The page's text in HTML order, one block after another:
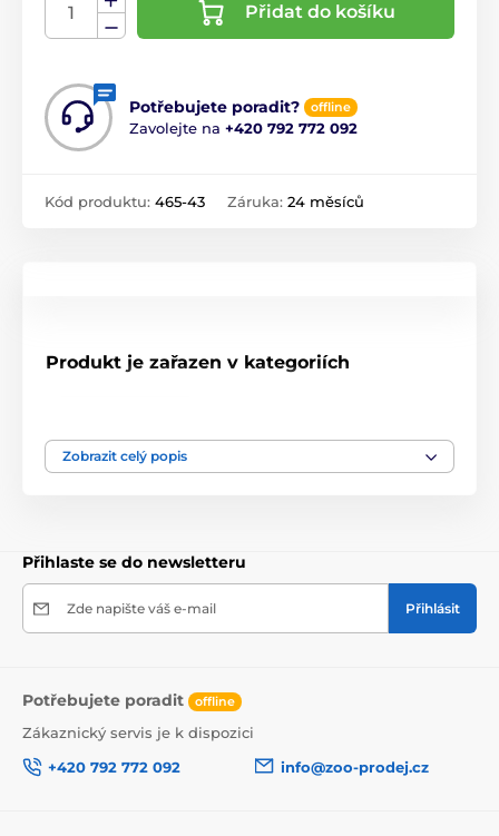
Přidat do košíku
Potřebujete poradit? offline
Zavolejte na +420 792 772 092
Kód produktu: 465-43 Záruka: 24 měsíců
Produkt je zařazen v kategoriích
keramické - betonové misky
Zobrazit celý popis
Přihlaste se do newsletteru
Zde napište váš e-mail Přihlásit
Potřebujete poradit offline
Zákaznický servis je k dispozici
+420 792 772 092
info@zoo-prodej.cz